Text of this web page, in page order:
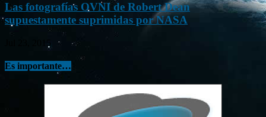
Las fotografías OVNI de Robert Dean
supuestamente suprimidas por NASA
Jul 23, 2015
Es importante…